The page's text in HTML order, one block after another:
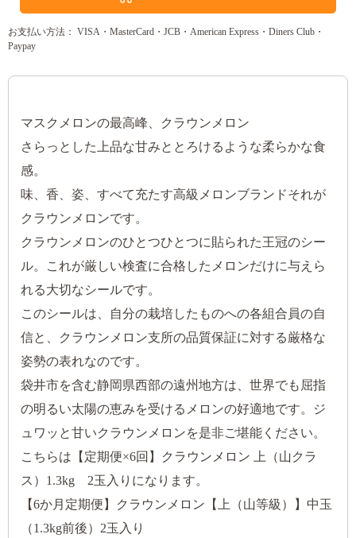
お支払い方法： VISA・MasterCard・JCB・American Express・Diners Club・
Paypay
マスクメロンの最高峰、クラウンメロン
さらっとした上品な甘みととろけるような柔らかな食
感。
味、香、姿、すべて充たす高級メロンブランドそれが
クラウンメロンです。
クラウンメロンのひとつひとつに貼られた王冠のシー
ル。これが厳しい検査に合格したメロンだけに与えら
れる大切なシールです。
このシールは、自分の栽培したものへの各組合員の自
信と、クラウンメロン支所の品質保証に対する厳格な
姿勢の表れなのです。
袋井市を含む静岡県西部の遠州地方は、世界でも屈指
の明るい太陽の恵みを受けるメロンの好適地です。ジ
ュワッと甘いクラウンメロンを是非ご堪能ください。
こちらは【定期便×6回】クラウンメロン 上（山クラ
ス）1.3kg 2玉入りになります。
【6か月定期便】クラウンメロン【上（山等級）】中玉
（1.3kg前後）2玉入り